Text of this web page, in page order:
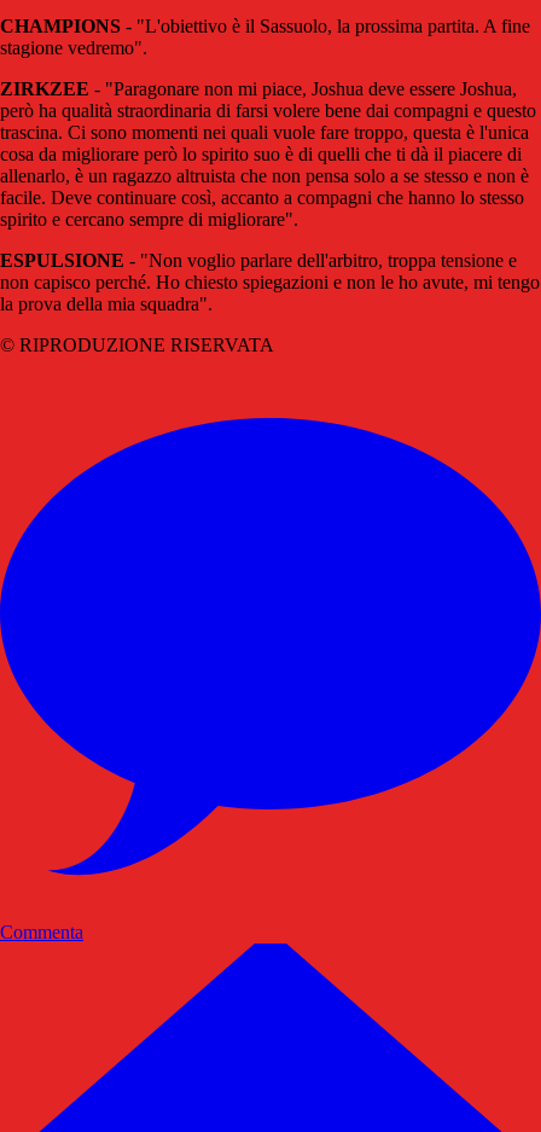
CHAMPIONS - "L'obiettivo è il Sassuolo, la prossima partita. A fine
stagione vedremo".
ZIRKZEE - "Paragonare non mi piace, Joshua deve essere Joshua,
però ha qualità straordinaria di farsi volere bene dai compagni e questo
trascina. Ci sono momenti nei quali vuole fare troppo, questa è l'unica
cosa da migliorare però lo spirito suo è di quelli che ti dà il piacere di
allenarlo, è un ragazzo altruista che non pensa solo a se stesso e non è
facile. Deve continuare così, accanto a compagni che hanno lo stesso
spirito e cercano sempre di migliorare".
ESPULSIONE - "Non voglio parlare dell'arbitro, troppa tensione e
non capisco perché. Ho chiesto spiegazioni e non le ho avute, mi tengo
la prova della mia squadra".
© RIPRODUZIONE RISERVATA
Commenta